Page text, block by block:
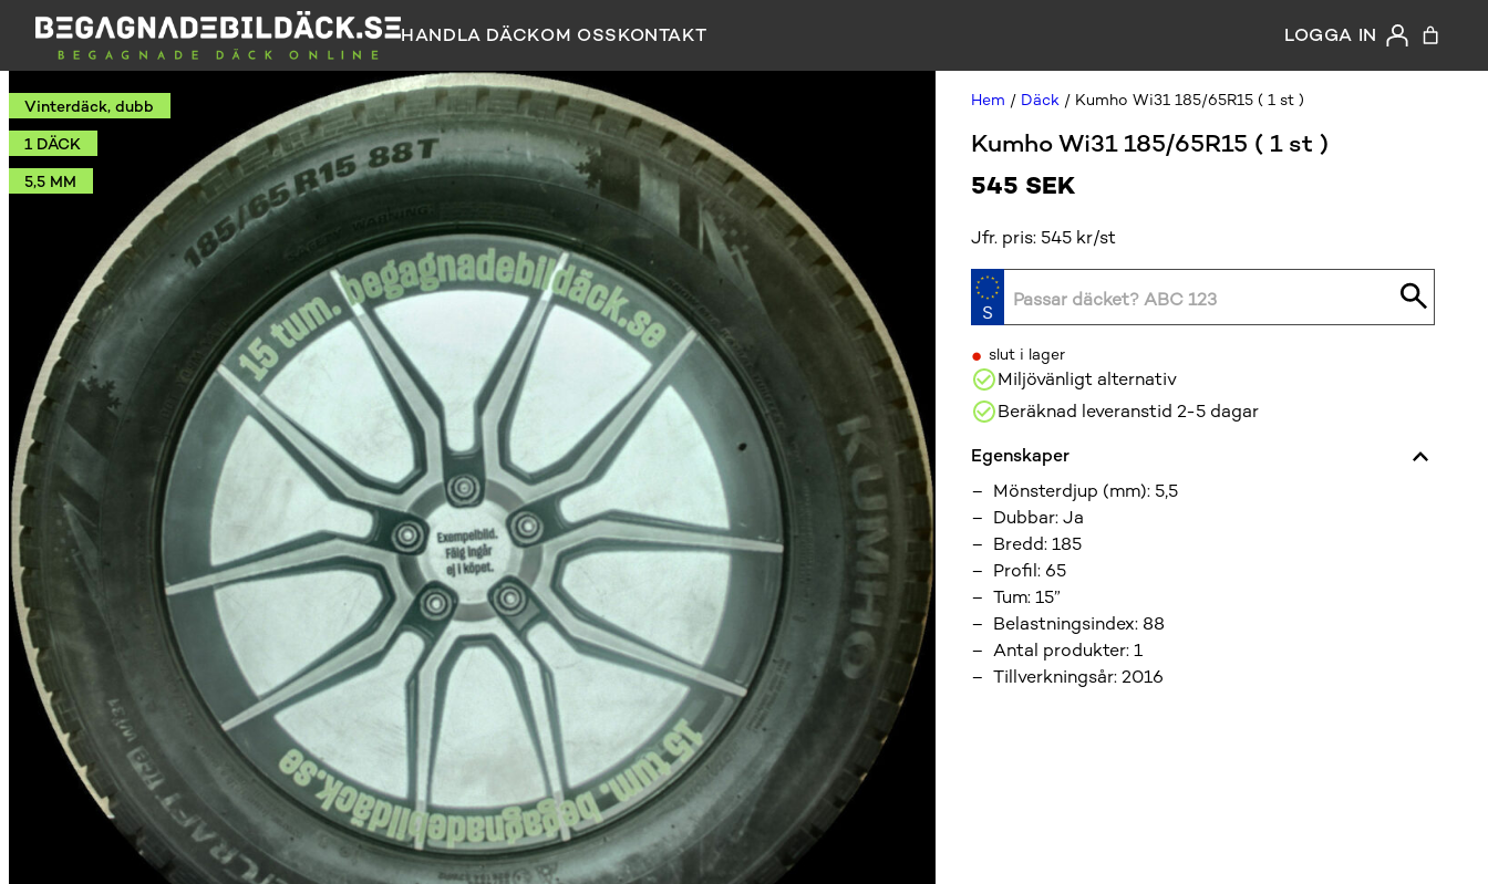
HANDLA DÄCKOM OSSKONTAKT LOGGA IN
Vinterdäck, dubb
1 DÄCK
5,5 MM
Hem / Däck / Kumho Wi31 185/65R15 ( 1 st )
Kumho Wi31 185/65R15 ( 1 st )
545 SEK
Jfr. pris: 545 kr/st
• slut i lager
Miljövänligt alternativ
Beräknad leveranstid 2-5 dagar
Egenskaper
Mönsterdjup (mm): 5,5
Dubbar:Ja
Bredd:185
Profil: 65
Tum:15”
Belastningsindex: 88
Antal produkter:1
Tillverkningsår:2016